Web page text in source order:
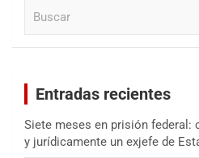
Entradas recientes
Siete meses en prisión
y jurídicamente un exjefe de